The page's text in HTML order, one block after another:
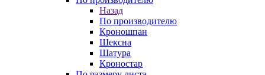
Назад
По производителю
Кроношпан
Шексна
Шатура
Кроностар